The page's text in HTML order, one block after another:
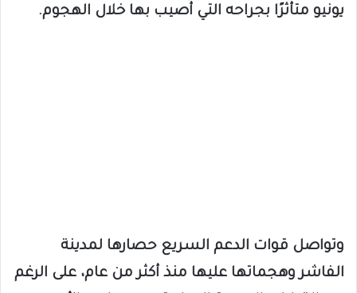
يونيو متأثرًا بجراحه التي أُصيب بها خلال الهجوم.
وتواصل قوات الدعم السريع حصارها لمدينة
الفاشر وهجماتها عليها منذ أكثر من عام، على الرغم